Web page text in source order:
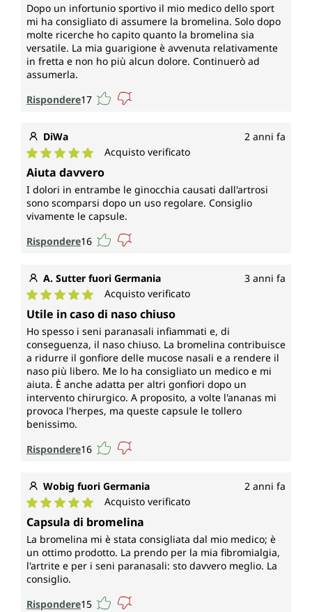
Dopo un infortunio sportivo il mio medico dello sport
mi ha consigliato di assumere la bromelina. Solo dopo
molte ricerche ho capito quanto la bromelina sia
versatile. La mia guarigione è avvenuta relativamente
in fretta e non ho più alcun dolore. Continuerò ad
assumerla.
Rispondere17
DiWa 2 anni fa
Valutazione media di 5 su 5 stelle
Acquisto verificato
Aiuta davvero
I dolori in entrambe le ginocchia causati dall'artrosi
sono scomparsi dopo un uso regolare. Consiglio
vivamente le capsule.
Rispondere16
A. Sutter fuori Germania 3 anni fa
Valutazione media di 5 su 5 stelle
Acquisto verificato
Utile in caso di naso chiuso
Ho spesso i seni paranasali infiammati e, di
conseguenza, il naso chiuso. La bromelina contribuisce
a ridurre il gonfiore delle mucose nasali e a rendere il
naso più libero. Me lo ha consigliato un medico e mi
aiuta. È anche adatta per altri gonfiori dopo un
intervento chirurgico. A proposito, a volte l'ananas mi
provoca l'herpes, ma queste capsule le tollero
benissimo.
Rispondere16
Wobig fuori Germania 2 anni fa
Valutazione media di 5 su 5 stelle
Acquisto verificato
Capsula di bromelina
La bromelina mi è stata consigliata dal mio medico; è
un ottimo prodotto. La prendo per la mia fibromialgia,
l'artrite e per i seni paranasali: sto davvero meglio. La
consiglio.
Rispondere15